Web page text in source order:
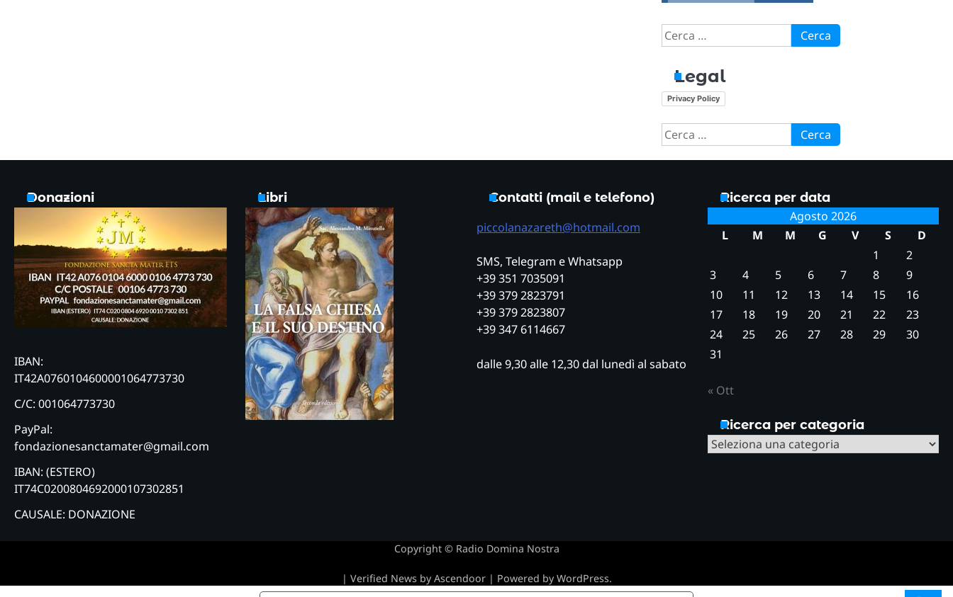
Ricerca
per:
Legal
Privacy Policy
Ricerca
per:
Donazioni
IBAN:
IT42A0760104600001064773730
C/C: 001064773730
PayPal:
fondazionesanctamater@gmail.com
IBAN: (ESTERO)
IT74C0200804692000107302851
CAUSALE: DONAZIONE
Libri
Contatti (mail e telefono)
piccolanazareth@hotmail.com
SMS, Telegram e Whatsapp
+39 351 7035091
+39 379 2823791
+39 379 2823807
+39 347 6114667
dalle 9,30 alle 12,30 dal lunedì al sabato
Ricerca per data
Agosto 2026
L
M M G V S
D
1
2
3
4 5 6 7 8
9
10
11 12 13 14 15
16
17
18 19 20 21 22
23
24
25 26 27 28 29
30
31
« Ott
Ricerca per categoria
Ricerca
Copyright © Radio Domina Nostra
| Verified News by Ascendoor| Powered by WordPress.